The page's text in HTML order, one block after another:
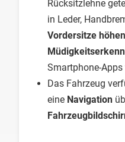
Rücksitzlehne
in Leder,
Vordersitze
Smartphone-
Das Fahrzeug
eine Navigation